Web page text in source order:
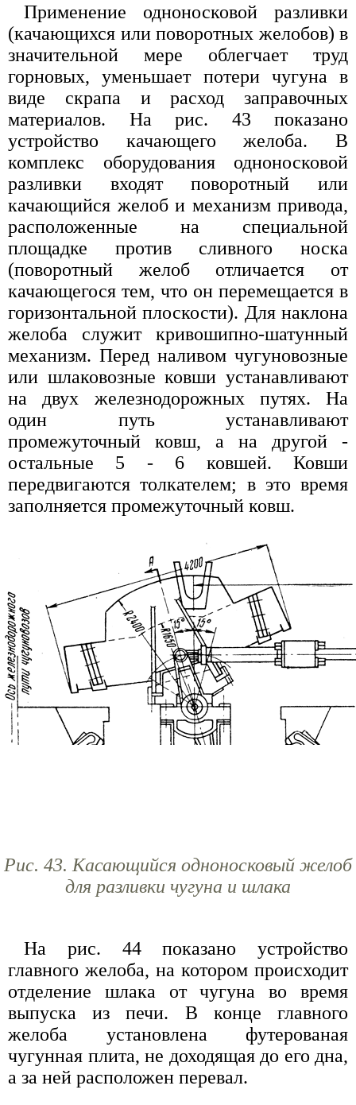
Применение одноносковой разливки
(качающихся или поворотных желобов) в
значительной мере облегчает труд
горновых, уменьшает потери чугуна в
виде скрапа и расход заправочных
материалов. На рис. 43 показано
устройство качающего желоба. В
комплекс оборудования одноносковой
разливки входят поворотный или
качающийся желоб и механизм привода,
расположенные на специальной
площадке против сливного носка
(поворотный желоб отличается от
качающегося тем, что он перемещается в
горизонтальной плоскости). Для наклона
желоба служит кривошипно-шатунный
механизм. Перед наливом чугуновозные
или шлаковозные ковши устанавливают
на двух железнодорожных путях. На
один путь устанавливают
промежуточный ковш, а на другой -
остальные 5 - 6 ковшей. Ковши
передвигаются толкателем; в это время
заполняется промежуточный ковш.
Рис. 43. Касающийся одноносковый желоб
для разливки чугуна и шлака
На рис. 44 показано устройство
главного желоба, на котором происходит
отделение шлака от чугуна во время
выпуска из печи. В конце главного
желоба установлена футерованая
чугунная плита, не доходящая до его дна,
а за ней расположен перевал.